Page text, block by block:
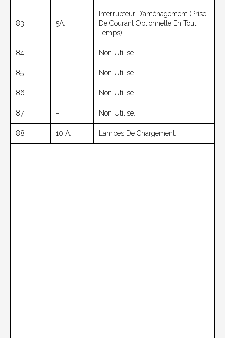
83 5A.
Interrupteur D’aménagement (prise
De Courant Optionnelle En Tout
Temps).
84 – Non Utilisé.
85 – Non Utilisé.
86 – Non Utilisé.
87 – Non Utilisé.
88 10 A. Lampes De Chargement.